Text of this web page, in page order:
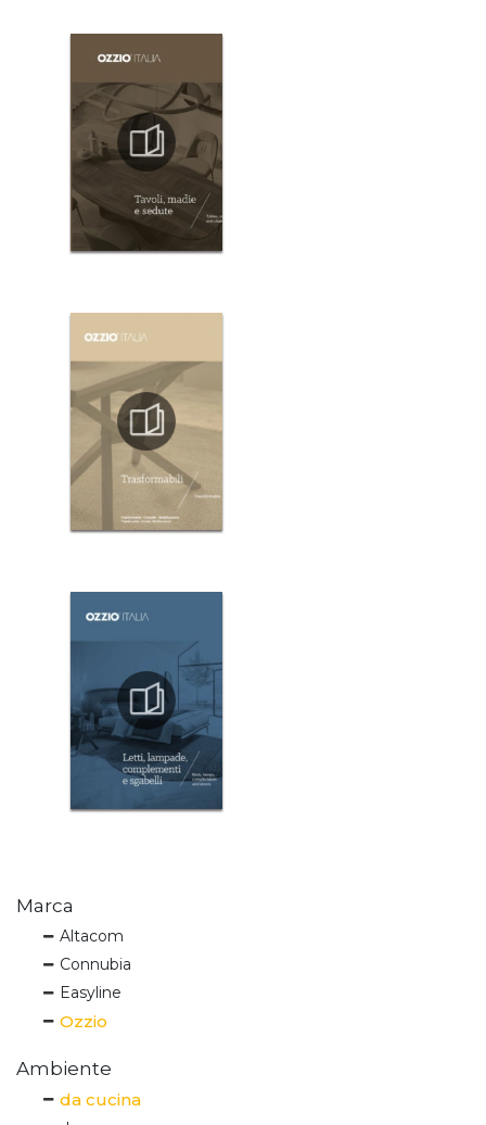
Marca
Altacom
Connubia
Easyline
Ozzio
Ambiente
da cucina